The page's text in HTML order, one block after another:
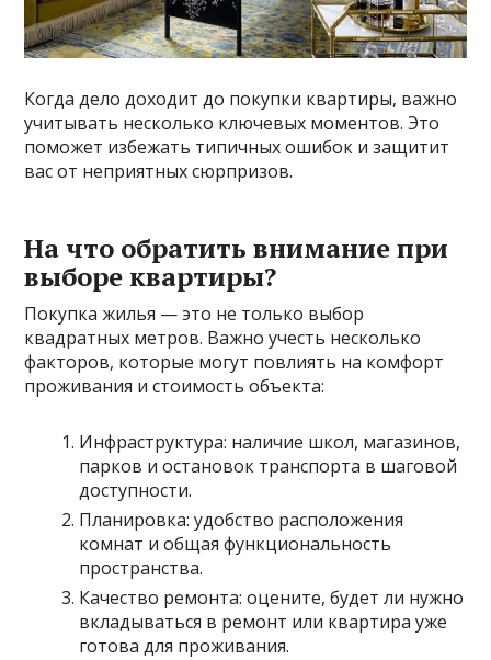
Когда дело доходит до покупки квартиры, важно
учитывать несколько ключевых моментов. Это
поможет избежать типичных ошибок и защитит
вас от неприятных сюрпризов.
На что обратить внимание при
выборе квартиры?
Покупка жилья — это не только выбор
квадратных метров. Важно учесть несколько
факторов, которые могут повлиять на комфорт
проживания и стоимость объекта:
Инфраструктура: наличие школ, магазинов,
парков и остановок транспорта в шаговой
доступности.
Планировка: удобство расположения
комнат и общая функциональность
пространства.
Качество ремонта: оцените, будет ли нужно
вкладываться в ремонт или квартира уже
готова для проживания.